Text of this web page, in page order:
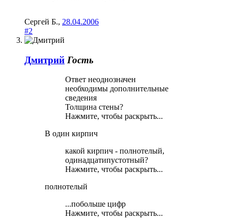
Сергей Б., 28.04.2006
#2
Дмитрий Гость
Ответ неоднозначен
необходимы дополнительные
сведения
Толщина стены?
Нажмите, чтобы раскрыть...
В один кирпич
какой кирпич - полнотелый,
одинадцатипустотный?
Нажмите, чтобы раскрыть...
полнотелый
...побольше цифр
Нажмите, чтобы раскрыть...